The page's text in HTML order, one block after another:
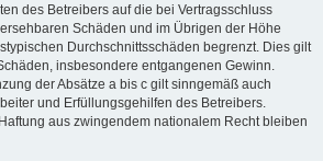
des Betreibers auf die bei Vertragsschluss
Schäden und im Übrigen der Höhe
Durchschnittsschäden begrenzt. Dies gilt
insbesondere entgangenen Gewinn.
der Absätze a bis c gilt sinngemäß auch
und Erfüllungsgehilfen des Betreibers.
aus zwingendem nationalem Recht bleiben